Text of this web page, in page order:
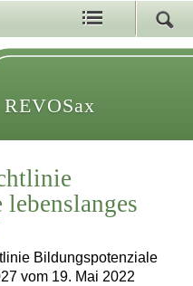
REVOSax
Bildungspotenziale
vom 19. Mai 2022